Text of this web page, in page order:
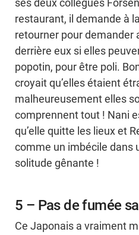
ses deux collègues
restaurant, il demande à
retourner pour demander
derrière eux si elles
popotin, pour être poli.
croyait qu’elles étaient
malheureusement elles
comprennent tout ! Nani
qu’elle quitte les lieux et
comme un imbécile dans
solitude gênante !
5 – Pas de fumée
Ce Japonais a vraiment